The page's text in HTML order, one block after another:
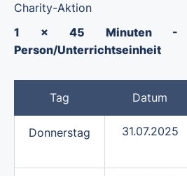
Charity-Aktion
1 x 45 Minuten -
Person/Unterrichtseinheit
Tag Datum
Donnerstag 31.07.2025